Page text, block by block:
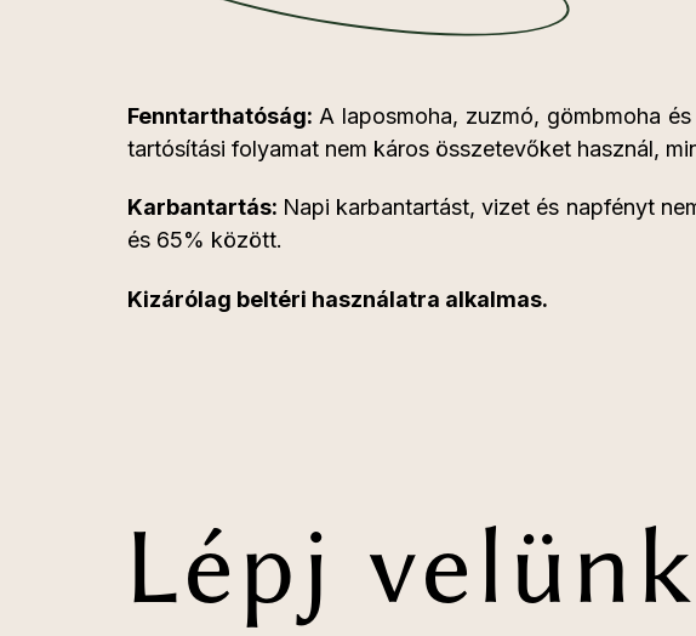
Fenntarthatóság: A laposmoha, zuzmó, gömbmoha
tartósítási folyamat nem káros összetevőket használ,
Karbantartás: Napi karbantartást, vizet és napfényt
és 65% között.
Kizárólag beltéri használatra alkalmas.
Lépj